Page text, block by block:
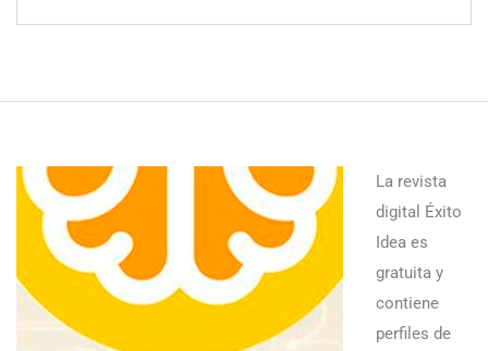
La revista
digital Éxito
Idea es
gratuita y
contiene
perfiles de